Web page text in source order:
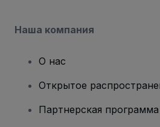
Наша компания
О нас
Открытое
Партнерская программа